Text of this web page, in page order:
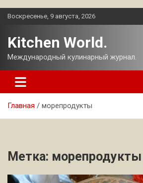
Перейти
Воскресенье, 9 августа, 2026
Kitchen World.
Международный кулинарный журнал.
Главная морепродукты
Метка: морепродукты